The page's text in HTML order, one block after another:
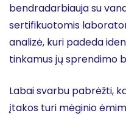
bendradarbiauja su
sertifikuotomis
analizė, kuri padeda
tinkamus jų sprendimo
Labai svarbu pabrėžti,
įtakos turi mėginio